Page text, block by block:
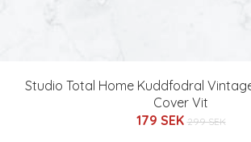
Studio Total Home Kuddfodral
Cover Vit
179 SEK 299 SEK